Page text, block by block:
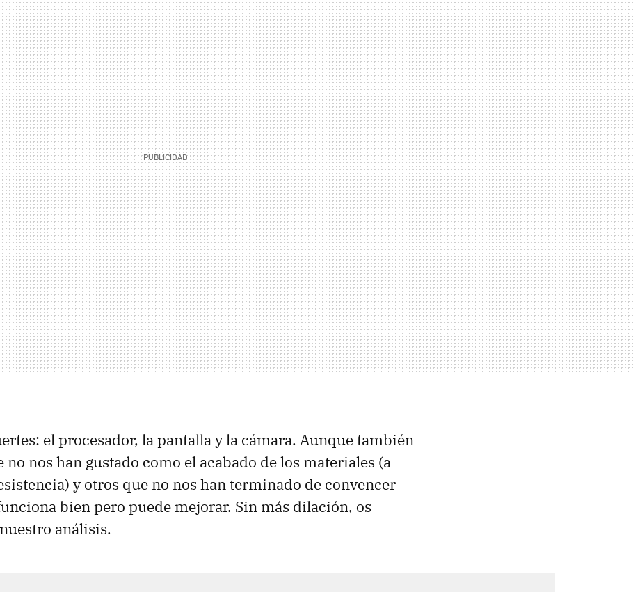
el procesador, la pantalla y la cámara. Aunque también
no nos han gustado como el acabado de los materiales (a
y otros que no nos han terminado de convencer
bien pero puede mejorar. Sin más dilación, os
análisis.